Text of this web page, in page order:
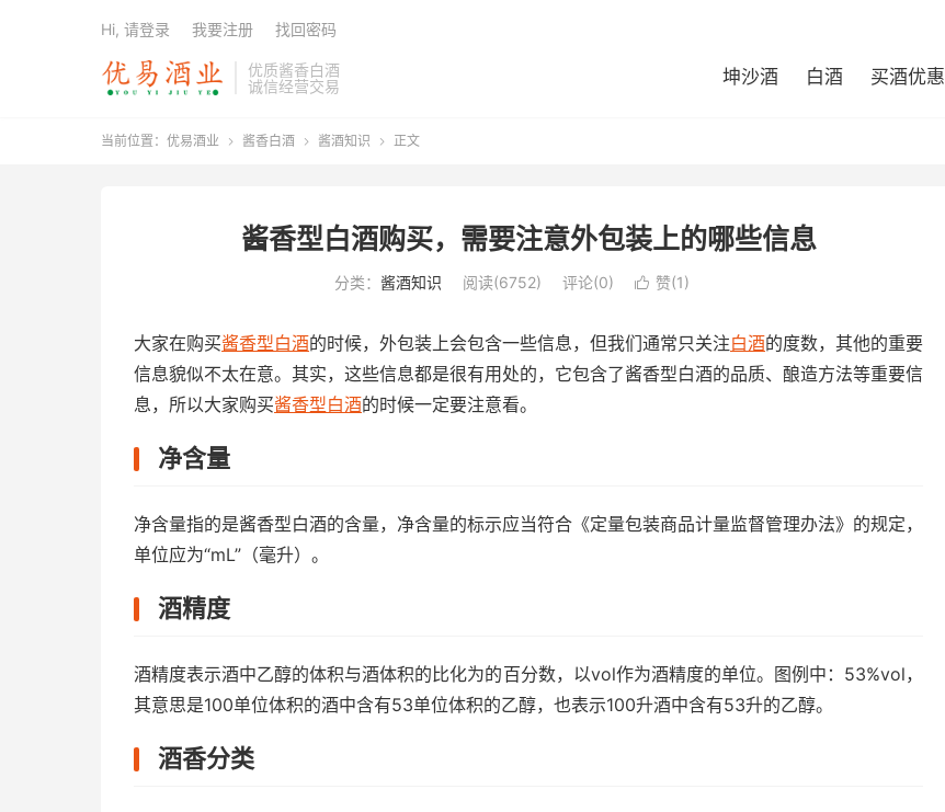
优质酱香白酒
诚信经营交易
坤沙酒 白酒 买酒优惠
Hi, 请登录 我要注册 找回密码
当前位置： 优易酒业  酱香白酒  酱酒知识  正文
酱香型白酒购买，需要注意外包装上的哪些信息
分类： 酱酒知识 阅读(6752) 评论(0)  赞(1)
大家在购买酱香型白酒的时候，外包装上会包含一些信息，但我们通常只关注白酒的度数，其他的重要
信息貌似不太在意。其实，这些信息都是很有用处的，它包含了酱香型白酒的品质、酿造方法等重要信
息，所以大家购买酱香型白酒的时候一定要注意看。
净含量
净含量指的是酱香型白酒的含量，净含量的标示应当符合《定量包装商品计量监督管理办法》的规定，
单位应为“mL”（毫升）。
酒精度
酒精度表示酒中乙醇的体积与酒体积的比化为的百分数，以vol作为酒精度的单位。图例中：53%vol，
其意思是100单位体积的酒中含有53单位体积的乙醇，也表示100升酒中含有53升的乙醇。
酒香分类